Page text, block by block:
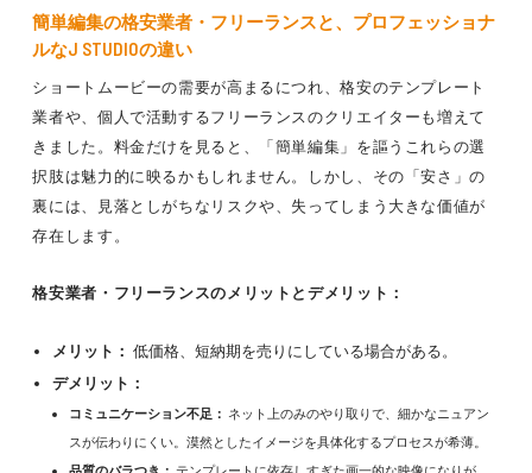
簡単編集の格安業者・フリーランスと、プロフェッショナ
ルなJ STUDIOの違い
ショートムービーの需要が高まるにつれ、格安のテンプレート
業者や、個人で活動するフリーランスのクリエイターも増えて
きました。料金だけを見ると、「簡単編集」を謳うこれらの選
択肢は魅力的に映るかもしれません。しかし、その「安さ」の
裏には、見落としがちなリスクや、失ってしまう大きな価値が
存在します。
格安業者・フリーランスのメリットとデメリット：
メリット： 低価格、短納期を売りにしている場合がある。
デメリット：
コミュニケーション不足： ネット上のみのやり取りで、細かなニュアン
スが伝わりにくい。漠然としたイメージを具体化するプロセスが希薄。
品質のバラつき： テンプレートに依存しすぎた画一的な映像になりが